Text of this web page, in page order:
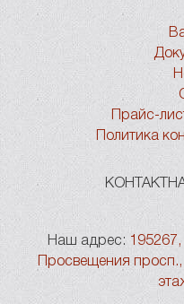
Прайс-
Политика
Наш адрес: 195267,
Просвещения